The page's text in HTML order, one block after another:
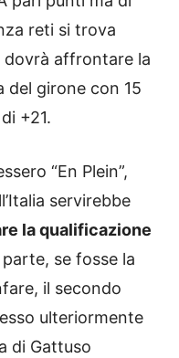
reti si trova
dovrà affrontare la
del girone con 15
+21.
“En Plein”,
servirebbe
la qualificazione
parte, se fosse la
il secondo
ulteriormente
di Gattuso